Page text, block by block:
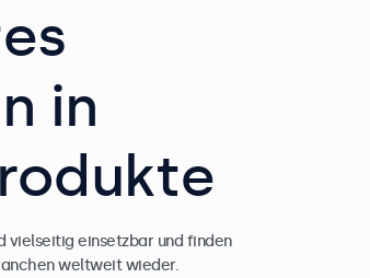
in
vielseitig einsetzbar und finden
weltweit wieder.